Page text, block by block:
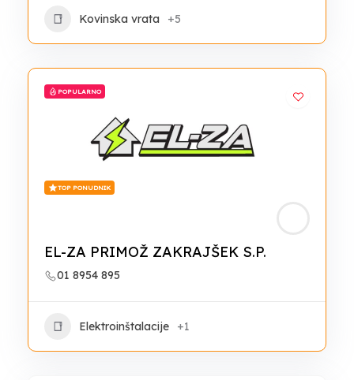
Kovinska vrata +5
POPULARNO
TOP PONUDNIK
EL-ZA PRIMOŽ ZAKRAJŠEK S.P.
01 8954 895
Elektroinštalacije +1